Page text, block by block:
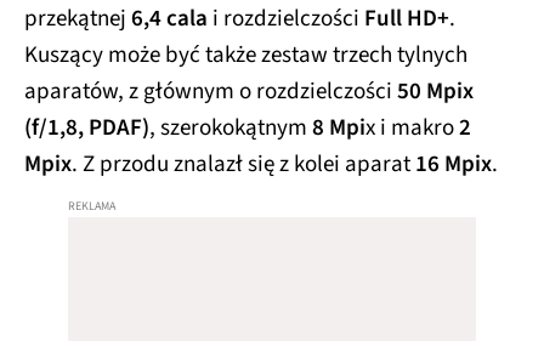
przekątnej6,4 cala i rozdzielczości Full HD+.
Kuszący może być także zestaw trzech tylnych
aparatów, z głównym o rozdzielczości50 Mpix
(f/1,8, PDAF), szerokokątnym8 Mpix i makro2
Mpix. Z przodu znalazł się z kolei aparat16 Mpix.